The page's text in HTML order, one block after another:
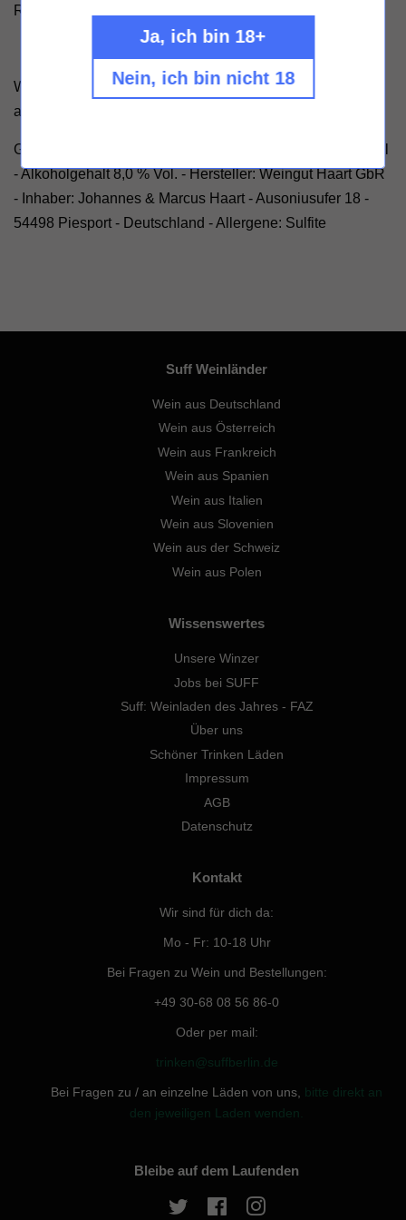
Ruwer eindrucksvoll bestätigen.
Wir heben daher unsere Weingutsbewertung auf RRRR+
an. Herzlichen Glückwunsch zu der Kollektion!"
Geschmack: süss - Zertifizierung: VDP - Füllmenge: 750ml
- Alkoholgehalt 8,0 % Vol. - Hersteller: Weingut Haart GbR
- Inhaber: Johannes & Marcus Haart - Ausoniusufer 18 -
54498 Piesport - Deutschland - Allergene: Sulfite
Suff Weinländer
Wein aus Deutschland
Wein aus Österreich
Wein aus Frankreich
Wein aus Spanien
Wein aus Italien
Wein aus Slovenien
Wein aus der Schweiz
Wein aus Polen
Wissenswertes
Unsere Winzer
Jobs bei SUFF
Suff: Weinladen des Jahres - FAZ
Über uns
Schöner Trinken Läden
Impressum
AGB
Datenschutz
Kontakt
Wir sind für dich da:
Mo - Fr: 10-18 Uhr
Bei Fragen zu Wein und Bestellungen:
+49 30-68 08 56 86-0
Oder per mail:
trinken@suffberlin.de
Bei Fragen zu / an einzelne Läden von uns, bitte direkt an
den jeweiligen Laden wenden.
Bleibe auf dem Laufenden
Twitter Facebook
Ja, ich bin 18+
Nein, ich bin nicht 18